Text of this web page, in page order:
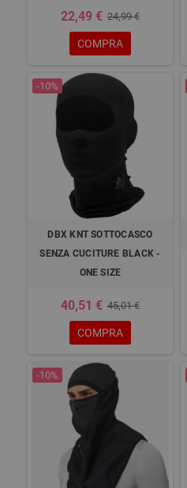
22,49 € 24,99 €
COMPRA
-10%
DBX KNT SOTTOCASCO
SENZA CUCITURE BLACK -
ONE SIZE
40,51 € 45,01 €
COMPRA
-10%